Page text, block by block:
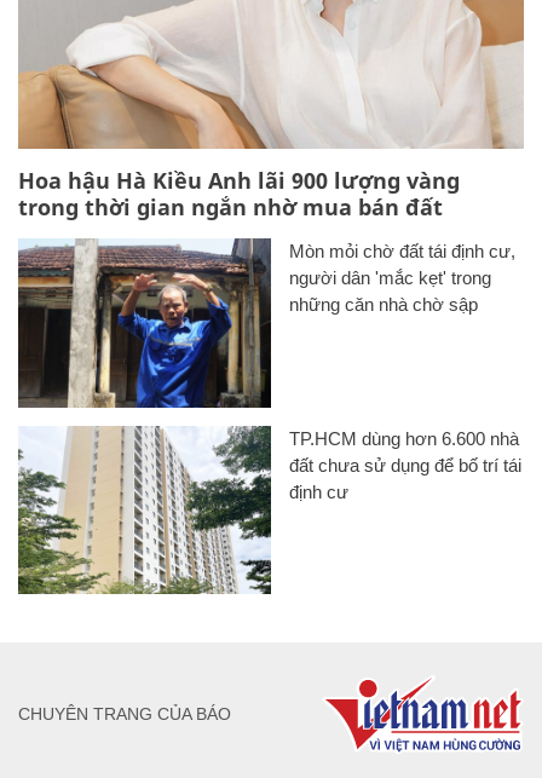
Hoa hậu Hà Kiều Anh lãi 900 lượng vàng
trong thời gian ngắn nhờ mua bán đất
Mòn mỏi chờ đất tái định cư,
người dân 'mắc kẹt' trong
những căn nhà chờ sập
TP.HCM dùng hơn 6.600 nhà
đất chưa sử dụng để bố trí tái
định cư
CHUYÊN TRANG CỦA BÁO